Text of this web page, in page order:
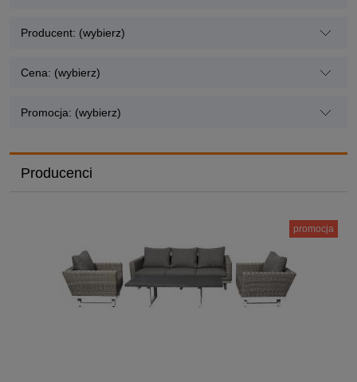
Producent: (wybierz)
Cena: (wybierz)
Promocja: (wybierz)
Producenci
promocja